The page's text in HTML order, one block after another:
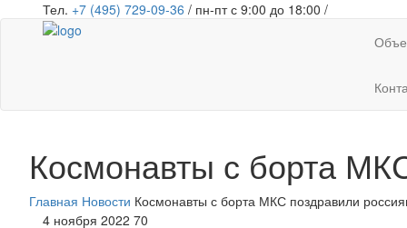
Тел. +7 (495) 729-09-36 / пн-пт с 9:00 до 18:00 /
Космонавты с борта
Главная Новости Космонавты с борта МКС поздравили
4 ноября 2022 70